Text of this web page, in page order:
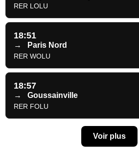
RER LOLU
18:51
→ Paris Nord
RER WOLU
18:57
→ Goussainville
RER FOLU
Voir plus